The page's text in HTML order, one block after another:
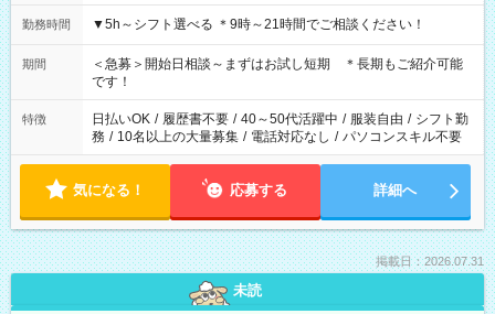
勤務時間 ▼5h～シフト選べる ＊9時～21時間でご相談ください！
期間
＜急募＞開始日相談～まずはお試し短期 ＊長期もご紹介可能
です！
特徴 日払いOK / 履歴書不要 / 40～50代活躍中 / 服装自由 / シフト勤
務 / 10名以上の大量募集 / 電話対応なし / パソコンスキル不要
気になる！ 応募する 詳細へ
掲載日：2026.07.31
未読